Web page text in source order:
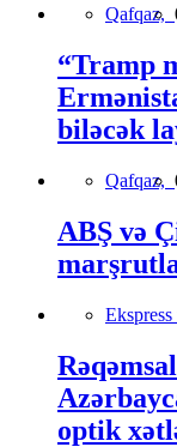
Qafqaz,
“Tramp
biləcək
Qafqaz,
ABŞ və
optik